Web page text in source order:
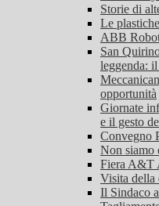
Storie di
Le
ABB
San
leggenda:
opportunità
Giornate
e il gesto
Convegno
Non siamo
Fiera A&T
Visita della
Il Sindaco